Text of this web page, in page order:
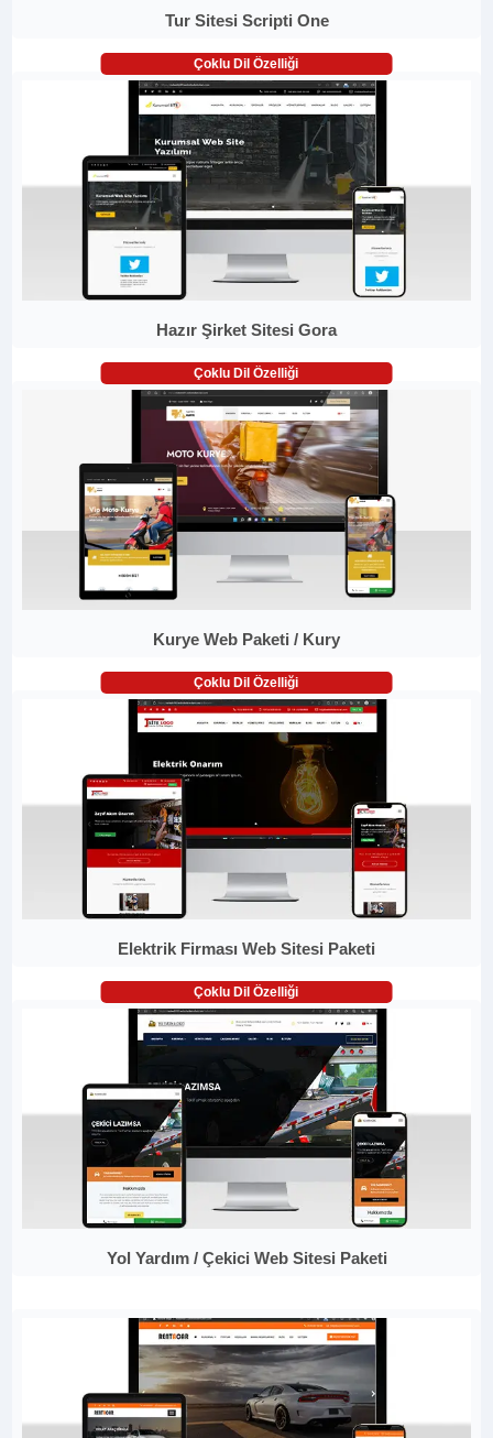
Tur Sitesi Scripti One
Çoklu Dil Özelliği
Hazır Şirket Sitesi Gora
Çoklu Dil Özelliği
Kurye Web Paketi / Kury
Çoklu Dil Özelliği
Elektrik Firması Web Sitesi Paketi
Çoklu Dil Özelliği
Yol Yardım / Çekici Web Sitesi Paketi